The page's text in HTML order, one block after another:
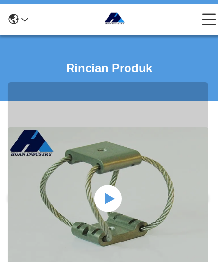
Rincian Produk